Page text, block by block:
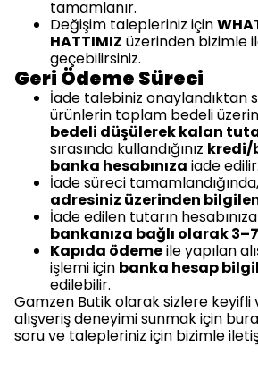
tamamlanır.
Değişim talepleriniz için
HATTIMIZ üzerinden bizimle
geçebilirsiniz.
Geri Ödeme Süreci
İade talebiniz onaylandıktan
ürünlerin toplam bedeli
bedeli düşülerek kalan
sırasında kullandığınız kredi/
banka hesabınıza iade edilir.
İade süreci tamamlandığında,
adresiniz üzerinden
İade edilen tutarın hesabınıza
bankanıza bağlı olarak
Kapıda ödemeile yapılan
işlemi için banka hesap
edilebilir.
Gamzen Butik olarak sizlere keyifli
alışveriş deneyimi sunmak için
soru ve talepleriniz için bizimle